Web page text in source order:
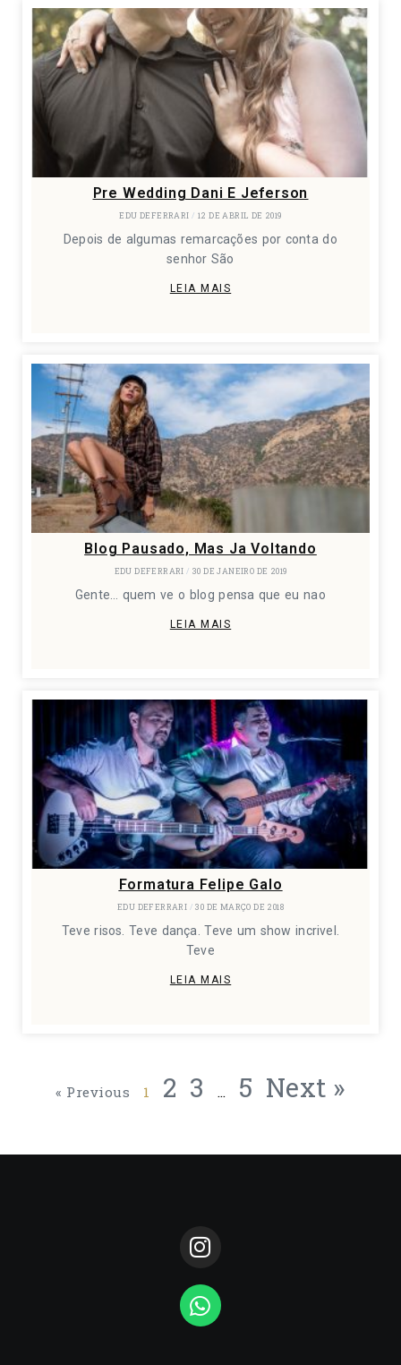
Pre Wedding Dani E Jeferson
EDU DEFERRARI 12 DE ABRIL DE 2019
Depois de algumas remarcações por conta do
senhor São
LEIA MAIS
Blog Pausado, Mas Ja Voltando
EDU DEFERRARI 30 DE JANEIRO DE 2019
Gente… quem ve o blog pensa que eu nao
LEIA MAIS
Formatura Felipe Galo
EDU DEFERRARI 30 DE MARÇO DE 2018
Teve risos. Teve dança. Teve um show incrivel.
Teve
LEIA MAIS
« Previous 1 2 3 … 5 Next »